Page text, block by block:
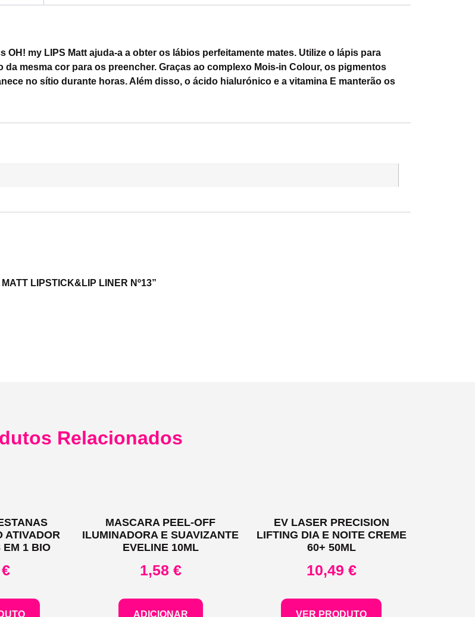
OH! my LIPS Matt ajuda-a a obter os lábios perfeitamente mates. Utilize o lápis para
mesma cor para os preencher. Graças ao complexo Mois-in Colour, os pigmentos
no sítio durante horas. Além disso, o ácido hialurónico e a vitamina E manterão os
LIPSTICK&LIP LINER Nº13”
Relacionados
ATIVADOR
EM 1 BIO
€
MASCARA PEEL-OFF
ILUMINADORA E SUAVIZANTE
EVELINE 10ML
1,58 €
ADICIONAR
EV LASER PRECISION
LIFTING DIA E NOITE CREME
60+ 50ML
10,49 €
VER PRODUTO